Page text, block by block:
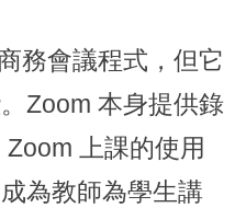
務會議程式，但它
Zoom 本身提供錄
上課的使用
為教師為學生講